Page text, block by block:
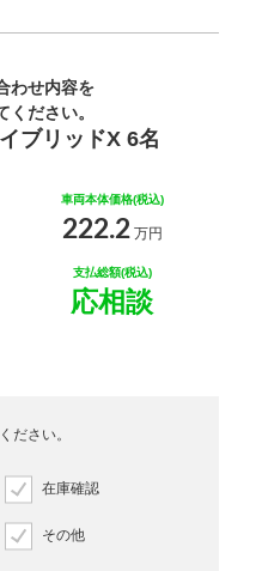
わせ内容を
ください。
イブリッドX 6名
車両本体価格(税込)
222.2万円
支払総額(税込)
応相談
ださい。
在庫確認
その他